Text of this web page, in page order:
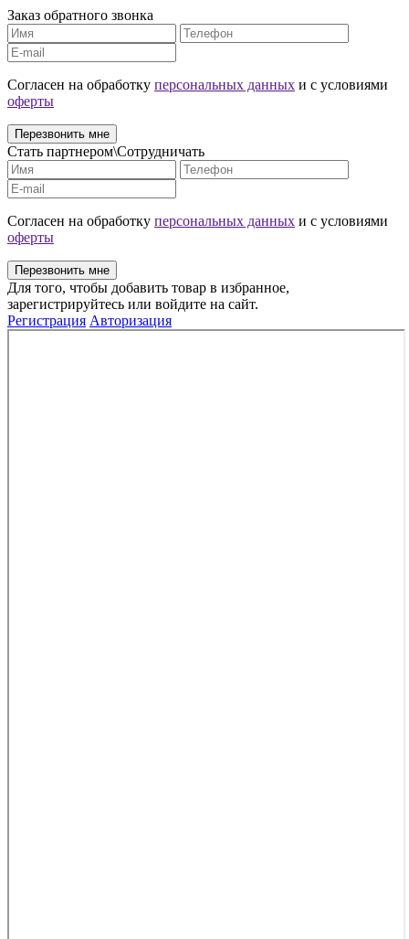
Заказ обратного звонка
Cогласен на обработку персональных данных и с условиями
оферты
Перезвонить мне
Стать партнером\Сотрудничать
Cогласен на обработку персональных данных и с условиями
оферты
Перезвонить мне
Для того, чтобы добавить товар в избранное,
зарегистрируйтесь или войдите на сайт.
Регистрация Авторизация